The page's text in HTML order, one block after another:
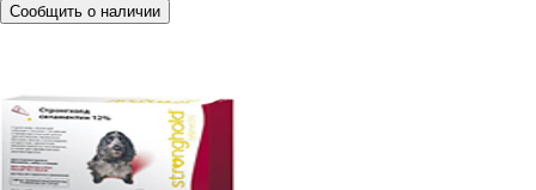
Сообщить о наличии